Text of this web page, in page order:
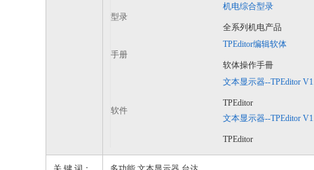
型录
机电综合型录
全系列机电产品
手册
TPEditor编辑软体
软体操作手冊
软件
文本显示器--TPEditor
TPEditor
文本显示器--TPEditor
TPEditor